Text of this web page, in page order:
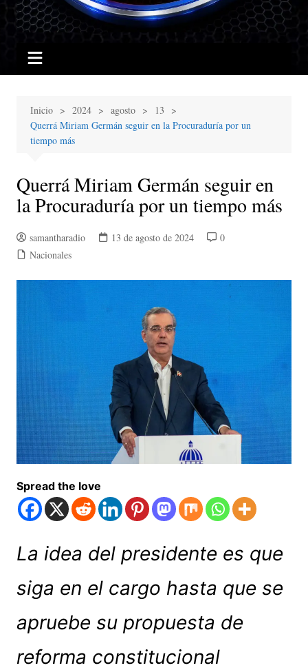
Inicio 2024 agosto
13
Querrá Miriam Germán seguir en la Procuraduría por un
tiempo más
Querrá Miriam Germán seguir en
la Procuraduría por un tiempo más
samantharadio 13 de agosto de 2024
0
Nacionales
Spread the love
La idea del presidente es que
siga en el cargo hasta que se
apruebe su propuesta de
reforma constitucional